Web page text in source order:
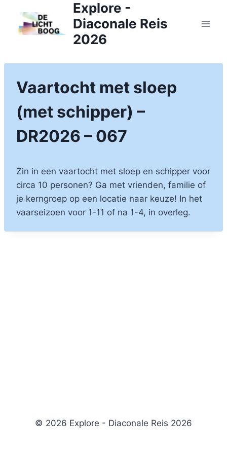
inhoud
Explore -
Diaconale Reis
2026
Vaartocht met sloep
(met schipper) –
DR2026 – 067
Zin in een vaartocht met sloep en schipper voor
circa 10 personen? Ga met vrienden, familie of
je kerngroep op een locatie naar keuze! In het
vaarseizoen voor 1-11 of na 1-4, in overleg.
© 2026 Explore - Diaconale Reis 2026